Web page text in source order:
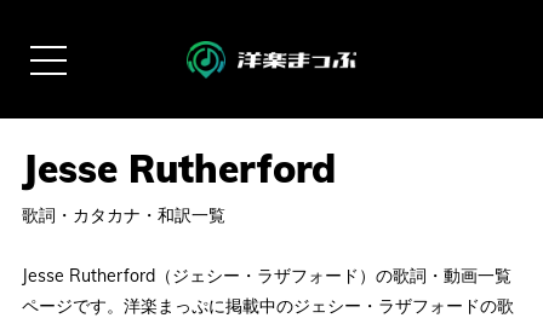
歌詞・カタカナ・和訳一覧
Jesse Rutherford（ジェシー・ラザフォード）の歌詞・動画一覧
ページです。洋楽まっぷに掲載中のジェシー・ラザフォードの歌